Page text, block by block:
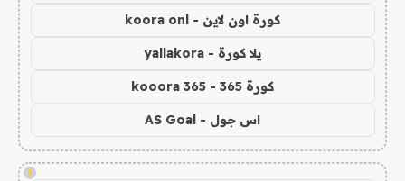
كورة اون لاين - koora onl
يلا كورة - yallakora
كورة 365 - kooora 365
اس جول - AS Goal
!